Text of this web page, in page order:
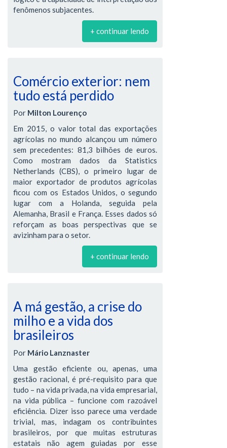
fenômenos subjacentes.
+ continuar lendo
Comércio exterior: nem
tudo está perdido
Por Milton Lourenço
Em 2015, o valor total das exportações
agrícolas no mundo alcançou um número
sem precedentes: 81,3 bilhões de euros.
Como mostram dados da Statistics
Netherlands (CBS), o primeiro lugar de
maior exportador de produtos agrícolas
ficou com os Estados Unidos, o segundo
lugar com a Holanda, seguida pela
Alemanha, Brasil e França. Esses dados só
reforçam as boas perspectivas que se
avizinham para o setor.
+ continuar lendo
A má gestão, a crise do
milho e a vida dos
brasileiros
Por Mário Lanznaster
Uma gestão eficiente ou, apenas, uma
gestão racional, é pré-requisito para que
tudo – na vida privada, na vida empresarial,
na vida pública – funcione com razoável
eficiência. Dizer isso parece uma verdade
trivial, mas, indagam os contribuintes
brasileiros, por que muitas estruturas
estatais não agem guiadas por esse